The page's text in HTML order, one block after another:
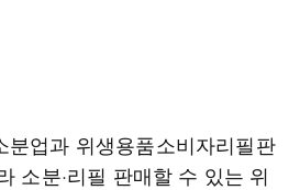
분업과 위생용품소비자리필판
소분·리필 판매할 수 있는 위